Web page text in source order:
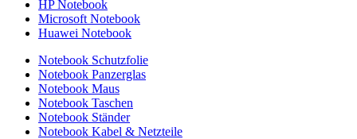
HP Notebook
Microsoft Notebook
Huawei Notebook
Notebook Schutzfolie
Notebook Panzerglas
Notebook Maus
Notebook Taschen
Notebook Ständer
Notebook Kabel & Netzteile